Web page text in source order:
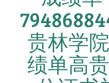
贵林学
绩单高